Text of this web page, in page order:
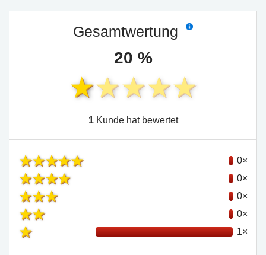
Gesamtwertung
20 %
1Kunde hat bewertet
0×
0×
0×
0×
1×